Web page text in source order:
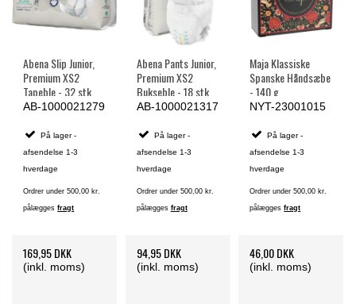
Abena Slip Junior,
Premium XS2
Tapeble - 32 stk.
AB-1000021279
På lager -
afsendelse 1-3
hverdage
Ordrer under 500,00 kr.
pålæggesfragt
169,95 DKK
(inkl. moms)
Abena Pants Junior,
Premium XS2
Bukseble - 18 stk.
AB-1000021317
På lager -
afsendelse 1-3
hverdage
Ordrer under 500,00 kr.
pålægges fragt
94,95 DKK
(inkl. moms)
Maja Klassiske
Spanske Håndsæbe
- 140 g.
NYT-23001015
På lager -
afsendelse 1-3
hverdage
Ordrer under 500,00 kr.
pålæggesfragt
46,00 DKK
(inkl. moms)